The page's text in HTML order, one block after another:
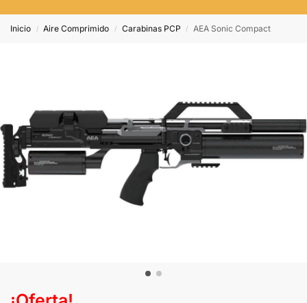
Inicio / Aire Comprimido / Carabinas PCP / AEA Sonic Compact